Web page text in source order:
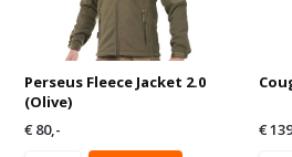
Perseus Fleece Jacket 2.0
(Olive)
€ 80,-
€